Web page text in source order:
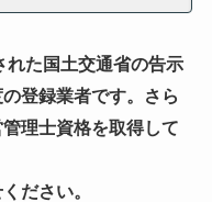
れた国土交通省の告示
登録業者です。
さら
理士資格を取得して
ださい。